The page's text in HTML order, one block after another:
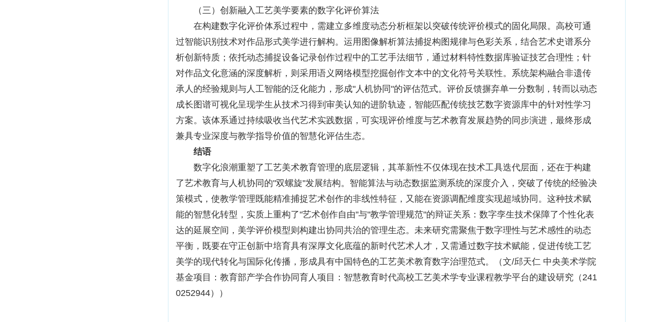
（三）创新融入工艺美学要素的数字化评价算法
在构建数字化评价体系过程中，需建立多维度动态分析框架以突破传统评价模式的固化局限。高校可通
过智能识别技术对作品形式美学进行解构。运用图像解析算法捕捉构图规律与色彩关系，结合艺术史谱系分
析创新特质；依托动态捕捉设备记录创作过程中的工艺手法细节，通过材料特性数据库验证技艺合理性；针
对作品文化意涵的深度解析，则采用语义网络模型挖掘创作文本中的文化符号关联性。系统架构融合非遗传
承人的经验规则与人工智能的泛化能力，形成"人机协同"的评估范式。评价反馈摒弃单一分数制，转而以动态
成长图谱可视化呈现学生从技术习得到审美认知的进阶轨迹，智能匹配传统技艺数字资源库中的针对性学习
方案。该体系通过持续吸收当代艺术实践数据，可实现评价维度与艺术教育发展趋势的同步演进，最终形成
兼具专业深度与教学指导价值的智慧化评估生态。
结语
数字化浪潮重塑了工艺美术教育管理的底层逻辑，其革新性不仅体现在技术工具迭代层面，还在于构建
了艺术教育与人机协同的"双螺旋"发展结构。智能算法与动态数据监测系统的深度介入，突破了传统的经验决
策模式，使教学管理既能精准捕捉艺术创作的非线性特征，又能在资源调配维度实现超域协同。这种技术赋
能的智慧化转型，实质上重构了"艺术创作自由"与"教学管理规范"的辩证关系：数字孪生技术保障了个性化表
达的延展空间，美学评价模型则构建出协同共治的管理生态。未来研究需聚焦于数字理性与艺术感性的动态
平衡，既要在守正创新中培育具有深厚文化底蕴的新时代艺术人才，又需通过数字技术赋能，促进传统工艺
美学的现代转化与国际化传播，形成具有中国特色的工艺美术教育数字治理范式。（文/邱天仁 中央美术学院
基金项目：教育部产学合作协同育人项目：智慧教育时代高校工艺美术学专业课程教学平台的建设研究（241
0252944））